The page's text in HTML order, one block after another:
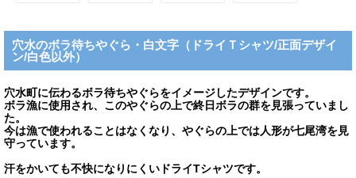
穴水のボラ待ちやぐら・白文字（ドライＴシャツ/正面デザイ
ン/白色以外）
穴水町に伝わるボラ待ちやぐらをイメージしたデザインです。
ボラ漁に使用され、このやぐらの上で終日ボラの群を見張っていまし
た。
今は漁で使われることはなくなり、やぐらの上では人形が七尾湾を見
守っています。
汗をかいても不快になりにくいドライTシャツです。